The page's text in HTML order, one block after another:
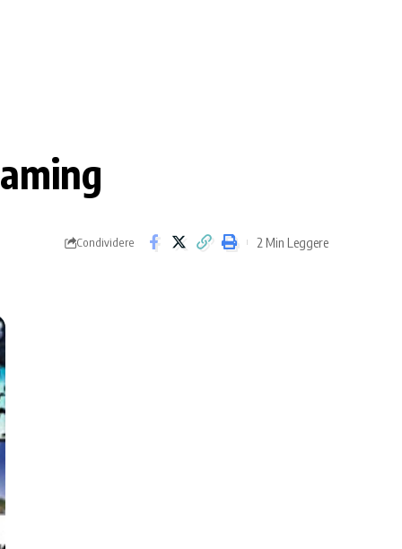
Condividere 2 Min Leggere